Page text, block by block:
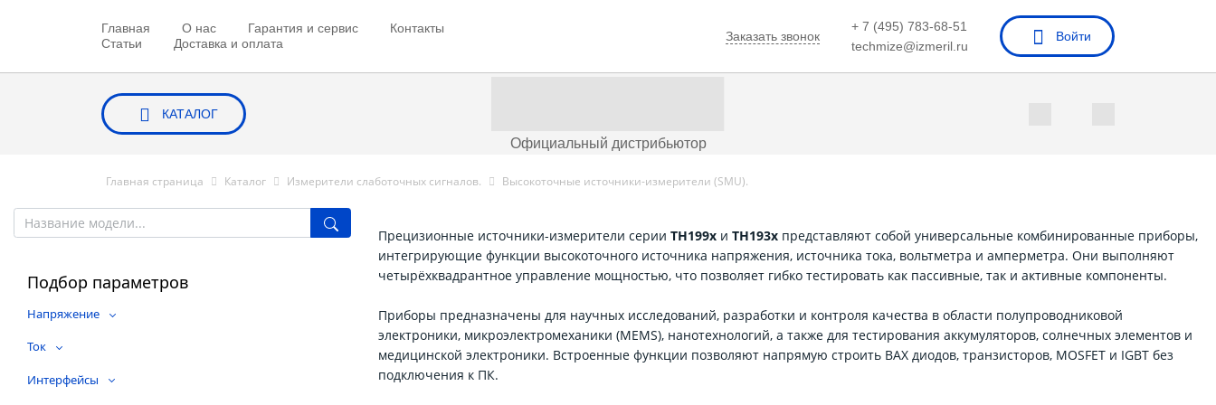
Главная О нас Гарантия и сервис
Контакты
Статьи
Доставка и оплата Заказать звонок
+ 7 (495) 783-68-51
techmize@izmeril.ru
Войти
КАТАЛОГ
Официальный дистрибьютор
Главная страница Каталог Измерители слаботочных сигналов. Высокоточные источники-измерители (SMU).
Подбор параметров
Напряжение
Ток
Интерфейсы
Прецизионные источники-измерители серииTH199x иTH193x представляют собой универсальные комбинированные приборы,
интегрирующие функции высокоточного источника напряжения, источника тока, вольтметра и амперметра. Они выполняют
четырёхквадрантное управление мощностью, что позволяет гибко тестировать как пассивные, так и активные компоненты.
Приборы предназначены для научных исследований, разработки и контроля качества в области полупроводниковой
электроники, микроэлектромеханики (MEMS), нанотехнологий, а также для тестирования аккумуляторов, солнечных элементов и
медицинской электроники. Встроенные функции позволяют напрямую строить ВАХ диодов, транзисторов, MOSFET и IGBT без
подключения к ПК.